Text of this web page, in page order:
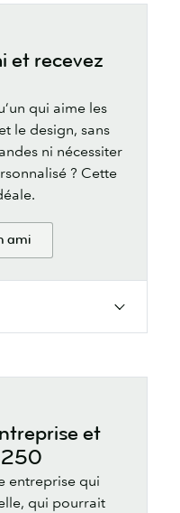
et recevez
qui aime les
le design, sans
ni nécessiter
? Cette
ami
et
entreprise qui
qui pourrait